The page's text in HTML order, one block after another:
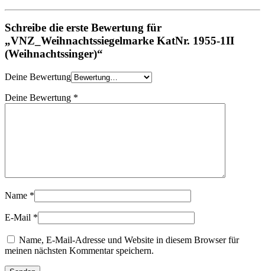
Schreibe die erste Bewertung für
„VNZ_Weihnachtssiegelmarke KatNr. 1955-1II
(Weihnachtssinger)“
Deine Bewertung
Deine Bewertung *
Name *
E-Mail *
Name, E-Mail-Adresse und Website in diesem Browser für
meinen nächsten Kommentar speichern.